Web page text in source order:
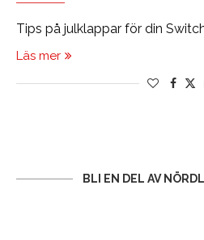
Tips på julklappar för din
Läs mer
BLI EN DEL AV